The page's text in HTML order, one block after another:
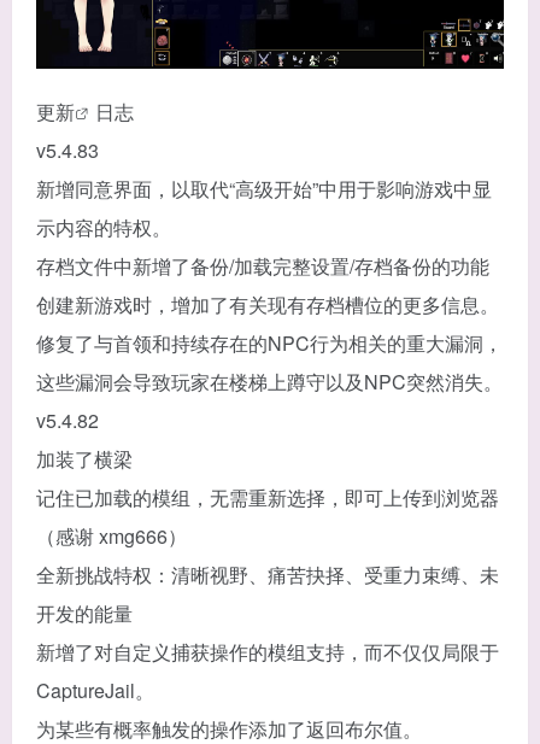
更新
日志
v5.4.83
新增同意界面，以取代“高级开始”中用于影响游戏中显
示内容的特权。
存档文件中新增了备份/加载完整设置/存档备份的功能
创建新游戏时，增加了有关现有存档槽位的更多信息。
修复了与首领和持续存在的NPC行为相关的重大漏洞，
这些漏洞会导致玩家在楼梯上蹲守以及NPC突然消失。
v5.4.82
加装了横梁
记住已加载的模组，无需重新选择，即可上传到浏览器
（感谢 xmg666）
全新挑战特权：清晰视野、痛苦抉择、受重力束缚、未
开发的能量
新增了对自定义捕获操作的模组支持，而不仅仅局限于
CaptureJail。
为某些有概率触发的操作添加了返回布尔值。